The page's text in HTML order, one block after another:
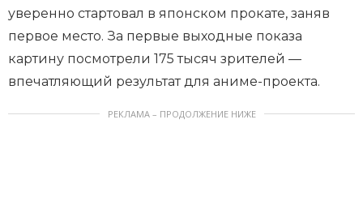
уверенно стартовал в японском прокате, заняв
первое место. За первые выходные показа
картину посмотрели 175 тысяч зрителей —
впечатляющий результат для аниме-проекта.
РЕКЛАМА – ПРОДОЛЖЕНИЕ НИЖЕ